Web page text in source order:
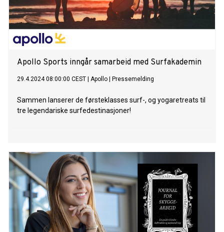
Apollo Sports inngår samarbeid med Surfakademin
29.4.2024 08:00:00 CEST Apollo Pressemelding
Sammen lanserer de førsteklasses surf-, og yogaretreats til
tre legendariske surfedestinasjoner!